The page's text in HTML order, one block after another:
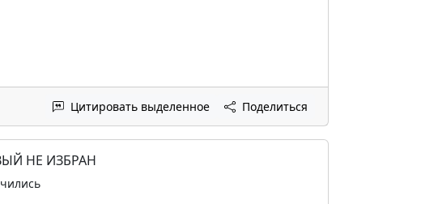
Цитировать выделенное Поделиться
НЕ ИЗБРАН